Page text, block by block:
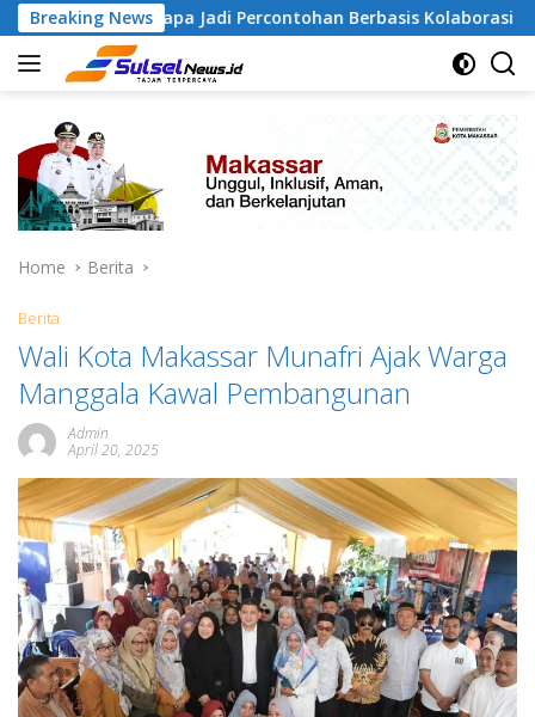
Skip
to
content
Breaking NewsJadi Percontohan Berbasis Kolaborasi Warga
Home Berita
Berita
Wali Kota Makassar Munafri Ajak Warga
Manggala Kawal Pembangunan
Admin
April 20, 2025